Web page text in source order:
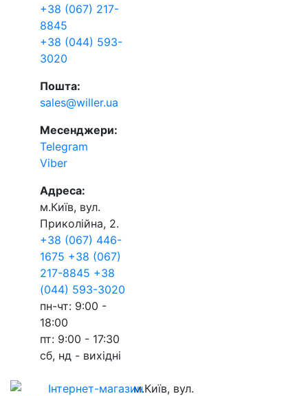
+38 (067) 217-
8845
+38 (044) 593-
3020
Пошта:
sales@willer.ua
Месенджери:
Telegram
Viber
Адреса:
м.Київ, вул.
Приколійна, 2.
+38 (067) 446-
1675 +38 (067)
217-8845 +38
(044) 593-3020
пн-чт: 9:00 -
18:00
пт: 9:00 - 17:30
сб, нд - вихідні
м.Київ, вул.